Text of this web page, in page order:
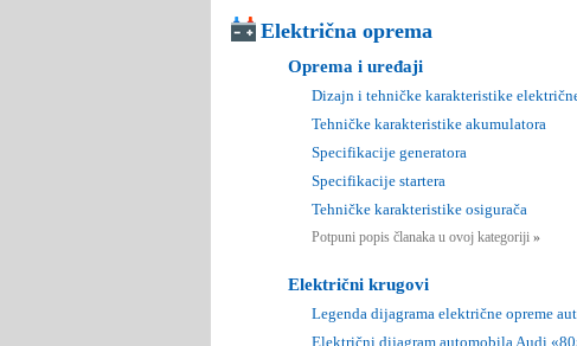
Električna oprema
Oprema i uređaji
Dizajn i tehničke karakteristike
Tehničke karakteristike akumulatora
Specifikacije generatora
Specifikacije startera
Tehničke karakteristike osigurača
Potpuni popis članaka u ovoj kategoriji »
Električni krugovi
Legenda dijagrama električne opreme
Električni dijagram automobila Audi